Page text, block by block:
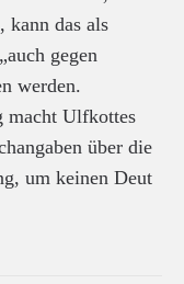
kann das als
gegen
werden.
macht Ulfkottes
über die
um keinen Deut